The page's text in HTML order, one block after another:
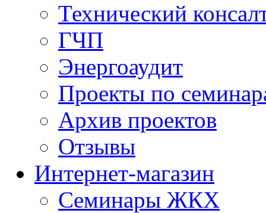
Технический
ГЧП
Энергоаудит
Проекты по
Архив проектов
Отзывы
Интернет-магазин
Семинары ЖКХ